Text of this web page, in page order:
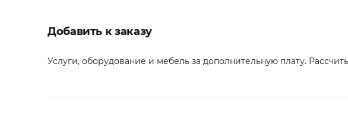
Добавить к заказу
Услуги, оборудование и мебель за дополнительную плату.